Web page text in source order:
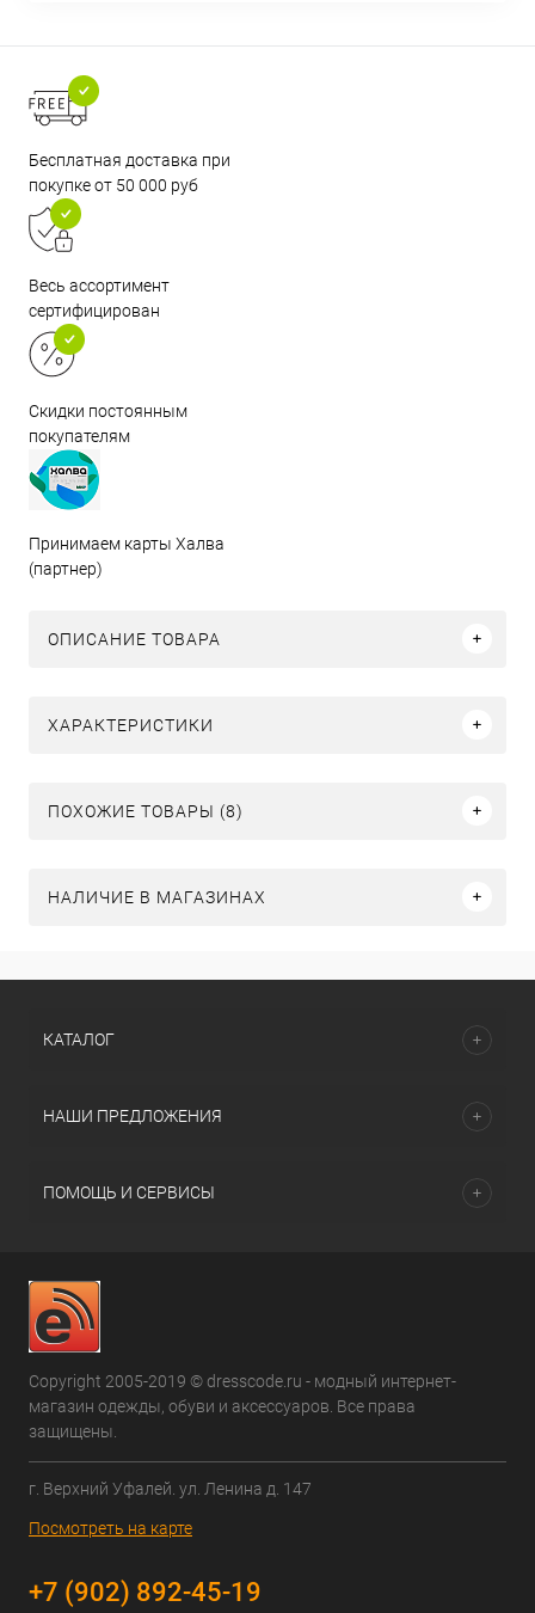
Бесплатная доставка при
покупке от 50 000 руб
Весь ассортимент
сертифицирован
Скидки постоянным
покупателям
Принимаем карты Халва
(партнер)
ОПИСАНИЕ ТОВАРА
ХАРАКТЕРИСТИКИ
ПОХОЖИЕ ТОВАРЫ (8)
НАЛИЧИЕ В МАГАЗИНАХ
КАТАЛОГ
НАШИ ПРЕДЛОЖЕНИЯ
ПОМОЩЬ И СЕРВИСЫ
Copyright 2005-2019 © dresscode.ru - модный интернет-
магазин одежды, обуви и аксессуаров. Все права
защищены.
г. Верхний Уфалей. ул. Ленина д. 147
Посмотреть на карте
+7 (902) 892-45-19